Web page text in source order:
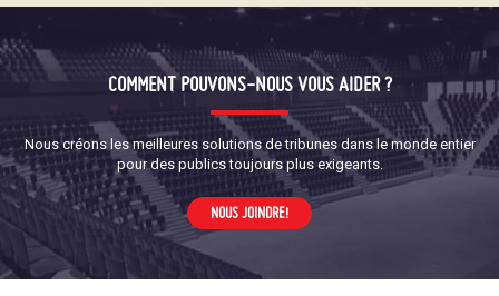
COMMENT POUVONS-NOUS VOUS AIDER ?
Nous créons les meilleures solutions de tribunes dans le monde entier
pour des publics toujours plus exigeants.
NOUS JOINDRE!